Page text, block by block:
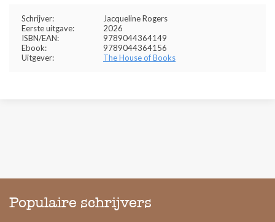
Schrijver:
Jacqueline Rogers
Eerste uitgave:
2026
ISBN/EAN:
9789044364149
Ebook:
9789044364156
Uitgever:
The House of Books
Populaire schrijvers